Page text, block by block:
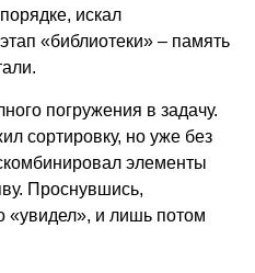
искал
«библиотеки» – память
погружения в задачу.
сортировку, но уже без
элементы
Проснувшись,
«увидел», и лишь потом